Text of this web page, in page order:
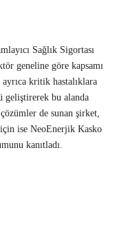
Sağlık Sigortası
geneline göre kapsamı
kritik hastalıklara
geliştirerek bu alanda
de sunan şirket,
ise NeoEnerjik Kasko
kanıtladı.